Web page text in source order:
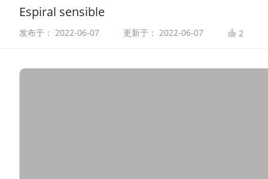
Espiral sensible
发布于： 2022-06-07 更新于： 2022-06-07 2